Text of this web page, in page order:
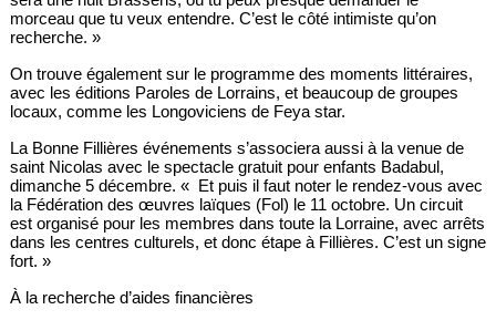
morceau que tu veux entendre. C’est le côté intimiste qu’on
recherche. »
On trouve également sur le programme des moments littéraires,
avec les éditions Paroles de Lorrains, et beaucoup de groupes
locaux, comme les Longoviciens de Feya star.
La Bonne Fillières événements s’associera aussi à la venue de
saint Nicolas avec le spectacle gratuit pour enfants Badabul,
dimanche 5 décembre. « Et puis il faut noter le rendez-vous avec
la Fédération des œuvres laïques (Fol) le 11 octobre. Un circuit
est organisé pour les membres dans toute la Lorraine, avec arrêts
dans les centres culturels, et donc étape à Fillières. C’est un signe
fort. »
À la recherche d’aides financières